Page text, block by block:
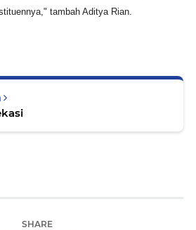
tambah Aditya Rian.
SHARE